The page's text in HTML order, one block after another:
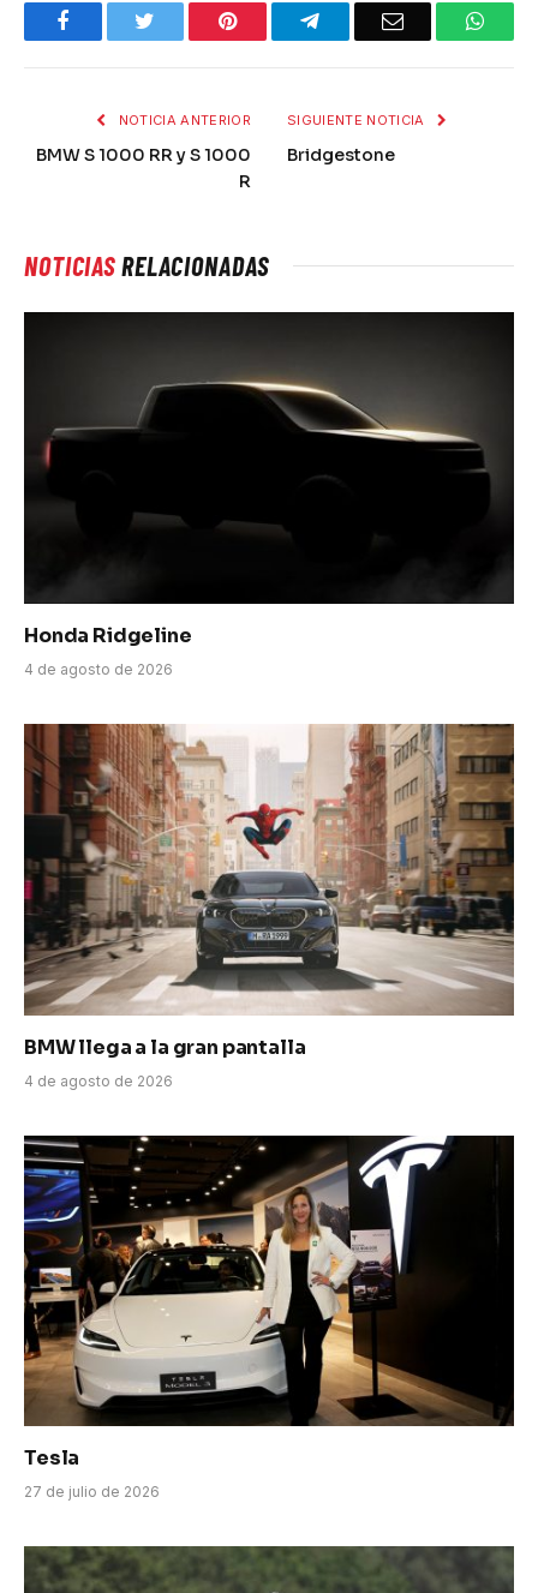
Facebook Pinterest TelegramEmail
NOTICIA ANTERIOR
BMW S 1000 RR y S 1000
R
SIGUIENTE NOTICIA
Bridgestone
NOTICIASRELACIONADAS
Honda Ridgeline
4 de agosto de 2026
BMW llega a la gran pantalla
4 de agosto de 2026
Tesla
27 de julio de 2026